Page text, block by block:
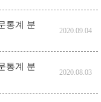
통계 분
2020.09.04
통계 분
2020.08.03